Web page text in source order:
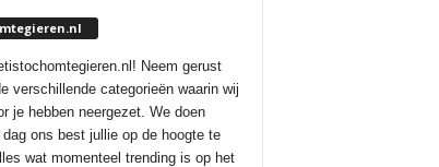
Neem gerust
verschillende categorieën waarin wij
je hebben neergezet. We doen
ons best jullie op de hoogte te
wat momenteel trending is op het